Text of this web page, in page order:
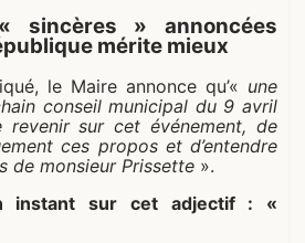
sincères » annoncées
mérite mieux
le Maire annonce qu’« une
conseil municipal du 9 avril
sur cet événement, de
ces propos et d’entendre
de monsieur Prissette ».
instant sur cet adjectif : «